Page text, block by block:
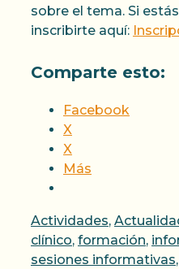
sobre el tema. Si
inscribirte aquí:
Comparte esto:
Facebook
X
X
Más
Categorías
Actividades,
clínico, formación,
sesiones informativas,